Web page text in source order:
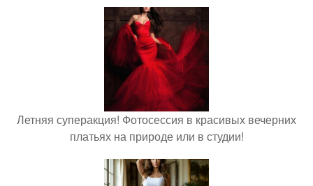
Летняя суперакция! Фотосессия в красивых вечерних
платьях на природе или в студии!